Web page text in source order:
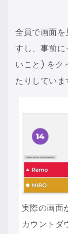
全員で画面
すし、事前
いこと) をク
たりしていま
実際の画面
カウントダ